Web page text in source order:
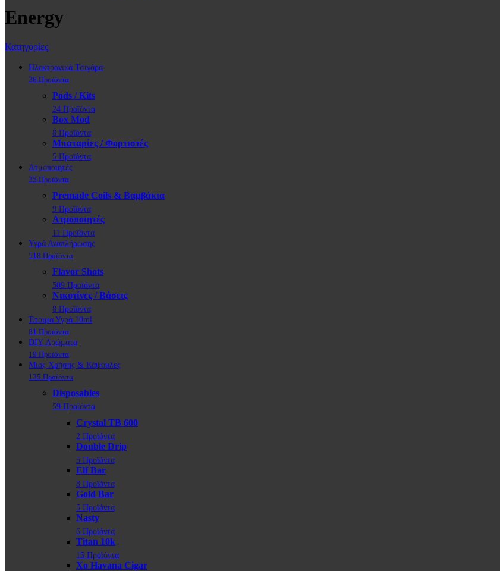
Energy
Κατηγορίες
Ηλεκτρονικά Τσιγάρα
36 Προϊόντα
Pods / Kits
24 Προϊόντα
Box Mod
8 Προϊόντα
Μπαταρίες / Φορτιστές
5 Προϊόντα
Ατμοποιητές
35 Προϊόντα
Premade Coils & Βαμβάκια
9 Προϊόντα
Ατμοποιητές
11 Προϊόντα
Υγρά Αναπλήρωσης
518 Προϊόντα
Flavor Shots
509 Προϊόντα
Νικοτίνες / Βάσεις
8 Προϊόντα
Έτοιμα Υγρά 10ml
81 Προϊόντα
DIY Αρώματα
19 Προϊόντα
Μιας Χρήσης & Κάψουλες
135 Προϊόντα
Disposables
59 Προϊόντα
Crystal TB 600
2 Προϊόντα
Double Drip
5 Προϊόντα
Elf Bar
8 Προϊόντα
Gold Bar
5 Προϊόντα
Nasty
6 Προϊόντα
Titan 10k
15 Προϊόντα
Xo Havana Cigar